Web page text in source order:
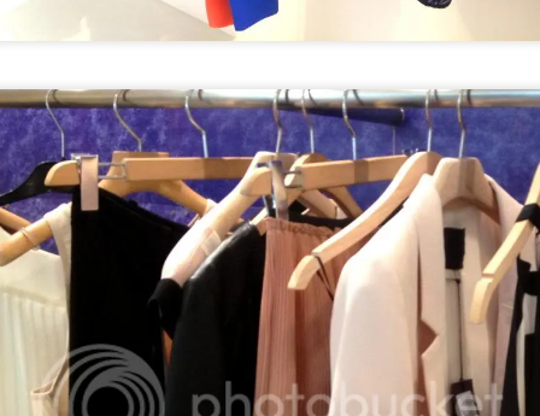
you save time of unpacking and repacking during your holidays or
trips. I tend to travel with a cabin size luggage for most of my
my tips for traveling light, packing light and feeling light...
Sonbahar Makyajı
Sonbahar bizlere kendini, düşen hava sıcaklığı ve turuncu
kahverengi bir doğa ile iyice belli etti. Bende hala Eylül başındaki
tatilimden kalan tatlı bir bronzluk mevcut. Bundan dolayı, kış
sevdiğim beyaz ten kırmızı/bordo dudaklara geçmeden
bronz ve doğal tonlarda makyajlarla bu mevsimin tadını
Siz de buna benzer bir makyaj yapmak isterseniz,
ürünlere mutlaka göz atın :)